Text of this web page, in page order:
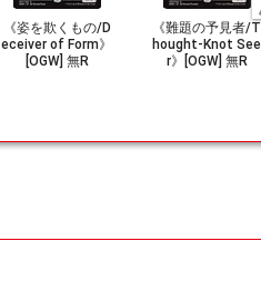
《姿を欺くもの/D
eceiver of Form》
[OGW] 無R
《難題の予見者/T
hought-Knot See
r》[OGW] 無R